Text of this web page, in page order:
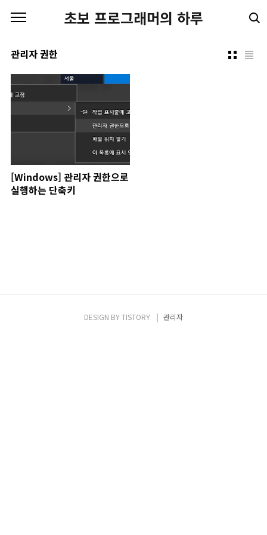
초보 프로그래머의 하루
관리자 권한
[Windows] 관리자 권한으로
실행하는 단축키
DESIGN BYTISTORY 관리자